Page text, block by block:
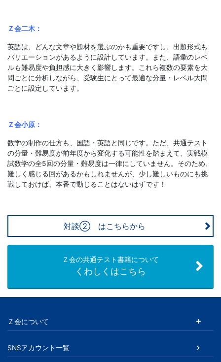
Ｚ会二木：
英語は、どんな文章や題材を選ぶのかも重要ですし、出題形式も
バリエーションがあるように設計しています。また、語彙のレベ
ルも難易度や負担感に大きく影響します。これら複数の要素を大
問ごとに分析しながら、受験生にとって最適な分量・レベル大問
ごとに設定しています。
Ｚ会小原：
数学の制作の仕方も、国語・英語と同じです。ただ、共通テスト
の分量・難易度が前年度から変化する可能性を踏まえて、実戦模
試数学の全5回の分量・難易度は一律にしていません。そのため、
難しく感じる回があるかもしれませんが、少し難しいものにも挑
戦しておけば、本番で動じることはないはずです！
対談② はこちらから
Ｚ会の共通テスト書籍について
くわしくはこちら
Ｚ会について
SNSアカウント一覧